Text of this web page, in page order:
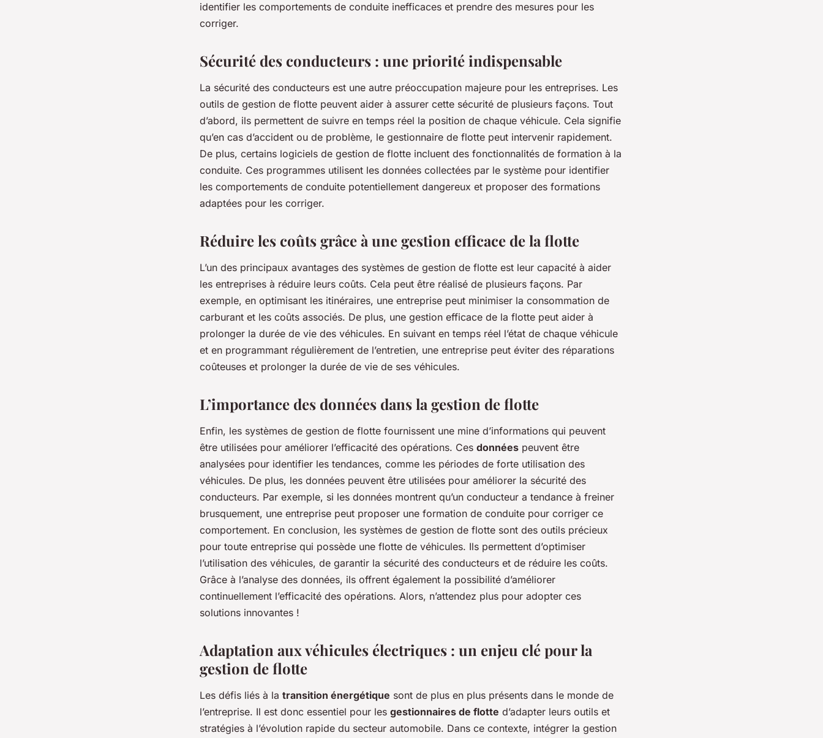
identifier les comportements de conduite inefficaces et prendre des mesures pour les
corriger.
Sécurité des conducteurs : une priorité indispensable
La sécurité des conducteurs est une autre préoccupation majeure pour les entreprises. Les
outils de gestion de flotte peuvent aider à assurer cette sécurité de plusieurs façons. Tout
d’abord, ils permettent de suivre en temps réel la position de chaque véhicule. Cela signifie
qu’en cas d’accident ou de problème, le gestionnaire de flotte peut intervenir rapidement.
De plus, certains logiciels de gestion de flotte incluent des fonctionnalités de formation à la
conduite. Ces programmes utilisent les données collectées par le système pour identifier
les comportements de conduite potentiellement dangereux et proposer des formations
adaptées pour les corriger.
Réduire les coûts grâce à une gestion efficace de la flotte
L’un des principaux avantages des systèmes de gestion de flotte est leur capacité à aider
les entreprises à réduire leurs coûts. Cela peut être réalisé de plusieurs façons. Par
exemple, en optimisant les itinéraires, une entreprise peut minimiser la consommation de
carburant et les coûts associés. De plus, une gestion efficace de la flotte peut aider à
prolonger la durée de vie des véhicules. En suivant en temps réel l’état de chaque véhicule
et en programmant régulièrement de l’entretien, une entreprise peut éviter des réparations
coûteuses et prolonger la durée de vie de ses véhicules.
L’importance des données dans la gestion de flotte
Enfin, les systèmes de gestion de flotte fournissent une mine d’informations qui peuvent
être utilisées pour améliorer l’efficacité des opérations. Ces données peuvent être
analysées pour identifier les tendances, comme les périodes de forte utilisation des
véhicules. De plus, les données peuvent être utilisées pour améliorer la sécurité des
conducteurs. Par exemple, si les données montrent qu’un conducteur a tendance à freiner
brusquement, une entreprise peut proposer une formation de conduite pour corriger ce
comportement. En conclusion, les systèmes de gestion de flotte sont des outils précieux
pour toute entreprise qui possède une flotte de véhicules. Ils permettent d’optimiser
l’utilisation des véhicules, de garantir la sécurité des conducteurs et de réduire les coûts.
Grâce à l’analyse des données, ils offrent également la possibilité d’améliorer
continuellement l’efficacité des opérations. Alors, n’attendez plus pour adopter ces
solutions innovantes !
Adaptation aux véhicules électriques : un enjeu clé pour la
gestion de flotte
Les défis liés à la transition énergétique sont de plus en plus présents dans le monde de
l’entreprise. Il est donc essentiel pour les gestionnaires de flotte d’adapter leurs outils et
stratégies à l’évolution rapide du secteur automobile. Dans ce contexte, intégrer la gestion